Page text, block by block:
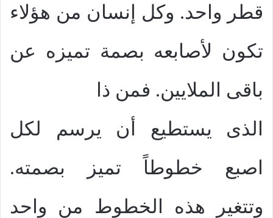
قطر واحد. وكل إنسان من هؤلاء
تكون لأصابعه بصمة تميزه عن
باقى الملايين. فمن ذا
الذى يستطيع أن يرسم لكل
اصبع خطوطاً تميز بصمته.
وتتغير هذه الخطوط من واحد